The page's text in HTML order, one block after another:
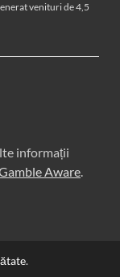
venituri de 4,5
informații
Aware.
.